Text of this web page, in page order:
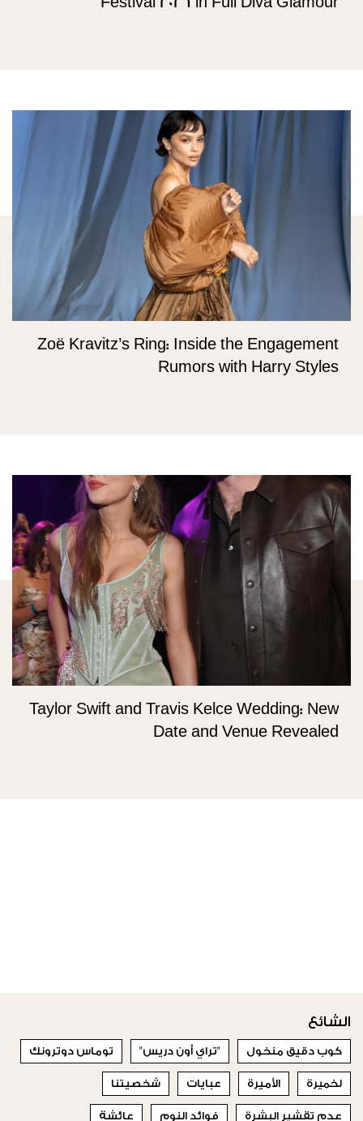
Zoë Kravitz’s Ring: Inside the Engagement
Rumors with Harry Styles
Taylor Swift and Travis Kelce Wedding: New
Date and Venue Revealed
الشائع
كوب دقيق منخول "تراي أون دريس" توماس دوترونك
لخميرة الأميرة عبايات شخصيتنا
عدم تقشير البشرة فوائد النوم عائشة